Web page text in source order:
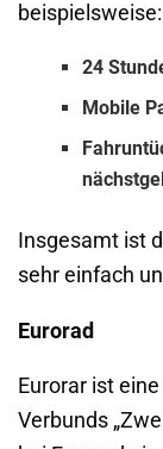
beispielsweise:
24
Mobile
Insgesamt ist
sehr einfach
Eurorad
Eurorar ist
Verbunds